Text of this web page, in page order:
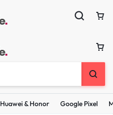
Huawei & Honor Google Pixel